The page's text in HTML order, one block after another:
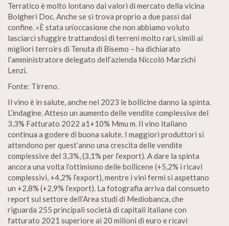
Terratico è molto lontano dai valori di mercato della vicina
Bolgheri Doc. Anche se si trova proprio a due passi dal
confine. «È stata un’occasione che non abbiamo voluto
lasciarci sfuggire trattandosi di terreni molto rari, simili ai
migliori terroirs di Tenuta di Bisemo – ha dichiarato
l’amministratore delegato dell’azienda Niccolò Marzichi
Lenzi.
Fonte: Tirreno.
Il vino è in salute, anche nel 2023 le bollicine danno la spinta.
L’indagine. Atteso un aumento delle vendite complessive del
3,3% Fatturato 2022 a1+10% Mmu m. Il vino italiano
continua a godere di buona salute. I maggiori produttori si
attendono per quest’anno una crescita delle vendite
complessive del 3,3%, (3,1% per l’export). A dare la spinta
ancora una volta l’ottimismo delle bollicene (+5,2% i ricavi
complessivi, +4,2% l’export), mentre i vini fermi si aspettano
un +2,8% (+2,9% l’export). La fotografia arriva dal consueto
report sul settore dell’Area studi di Mediobanca, che
riguarda 255 principali società di capitali italiane con
fatturato 2021 superiore ai 20 milioni di euro e ricavi